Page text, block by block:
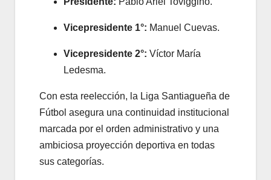
Vicepresidente 1°: Manuel Cuevas.
Vicepresidente 2°: Víctor María
Ledesma.
Con esta reelección, la Liga Santiagueña de
Fútbol asegura una continuidad institucional
marcada por el orden administrativo y una
ambiciosa proyección deportiva en todas
sus categorías.